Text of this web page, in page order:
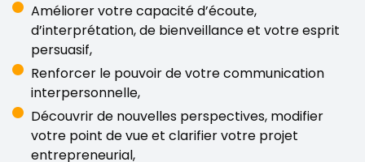
Améliorer votre capacité d’écoute,
d’interprétation, de bienveillance et votre esprit
persuasif,
Renforcer le pouvoir de votre communication
interpersonnelle,
Découvrir de nouvelles perspectives, modifier
votre point de vue et clarifier votre projet
entrepreneurial,